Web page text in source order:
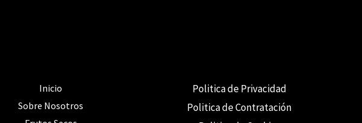
Inicio
Sobre Nosotros
Politica de Privacidad
Politica de Contratación